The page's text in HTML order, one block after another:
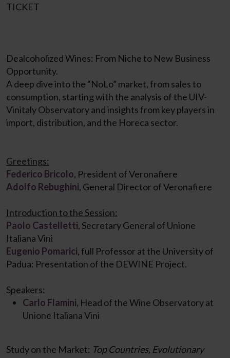
TICKET
Dealcoholized Wines: From Niche to New Business
Opportunity.
A deep dive into the “NoLo” market, from sales to
consumption, starting with the analysis of the UIV-
Vinitaly Observatory and insights from key players in
import, distribution, and the Horeca sector.
Greetings:
Federico Bricolo, President of Veronafiere
Adolfo Rebughini, General Director of Veronafiere
Introduction to the Session:
Paolo Castelletti, Secretary General of Unione
Italiana Vini
Eugenio Pomarici, full Professor at the University of
Padua: Presentation of the DEWINE Project.
Speakers:
Carlo Flamini, Head of the Wine Observatory at
Unione Italiana Vini
Study on the Market: Top Countries, Evolutionary